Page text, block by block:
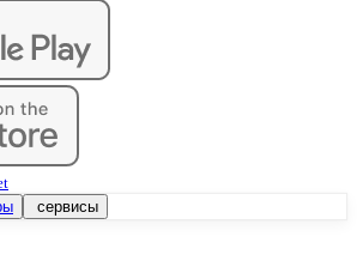
сервисы